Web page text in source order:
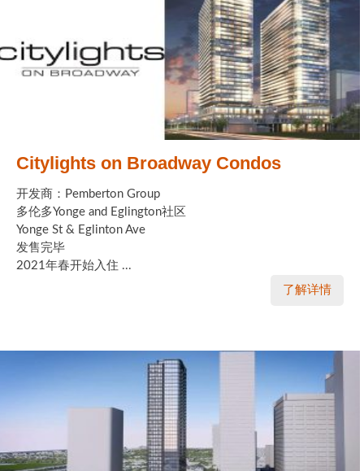
Citylights on Broadway Condos
开发商：Pemberton Group
多伦多Yonge and Eglington社区
Yonge St & Eglinton Ave
发售完毕
2021年春开始入住 ...
了解详情